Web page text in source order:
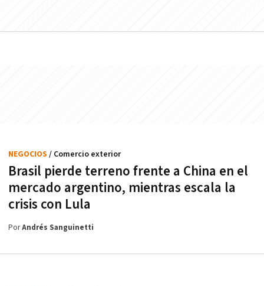
Brasil pierde terreno frente a China en el
mercado argentino, mientras escala la
crisis con Lula
NEGOCIOS / Comercio exterior
PorAndrés Sanguinetti